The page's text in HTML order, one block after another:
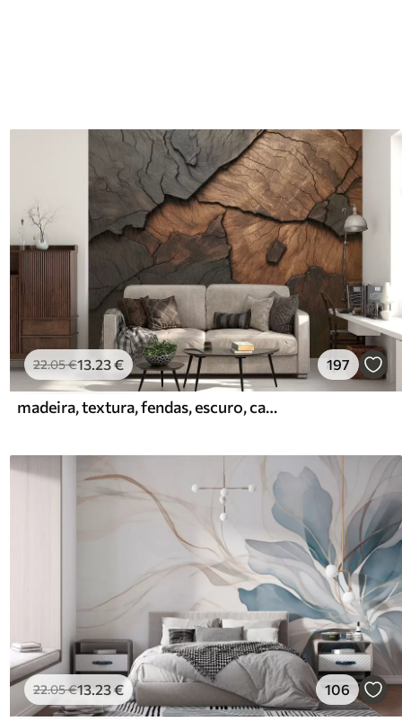
22.05€13.23€ 197
madeira, textura, fendas, escuro, casca, superfície
22.05€13.23€ 106